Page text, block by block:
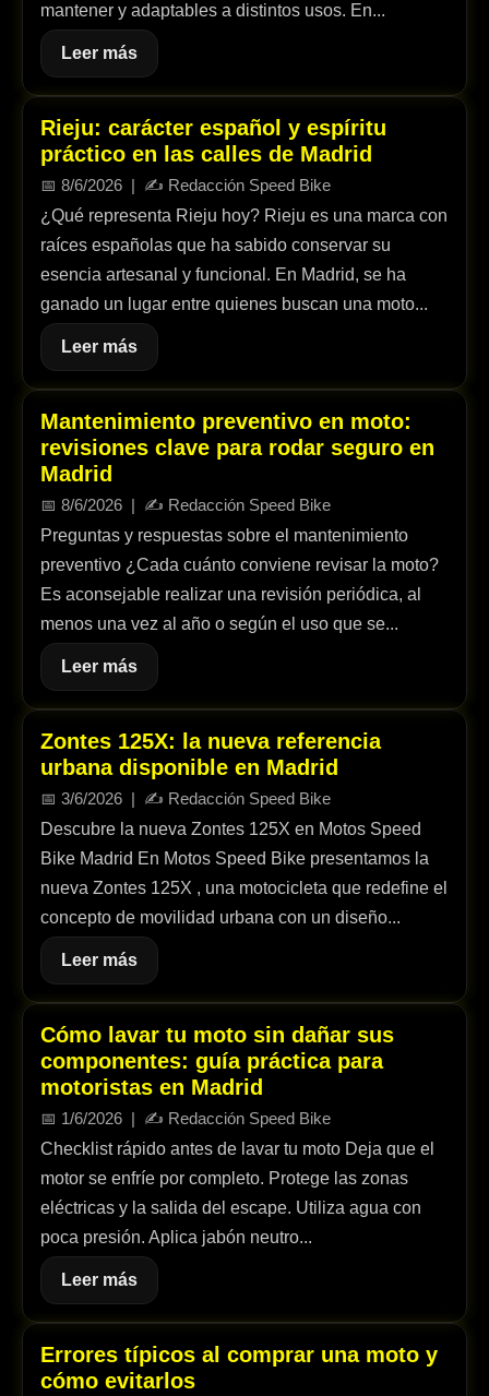
mantener y adaptables a distintos usos. En...
Leer más
Rieju: carácter español y espíritu
práctico en las calles de Madrid
📅 8/6/2026 | ✍️ Redacción Speed Bike
¿Qué representa Rieju hoy? Rieju es una marca con
raíces españolas que ha sabido conservar su
esencia artesanal y funcional. En Madrid, se ha
ganado un lugar entre quienes buscan una moto...
Leer más
Mantenimiento preventivo en moto:
revisiones clave para rodar seguro en
Madrid
📅 8/6/2026 | ✍️ Redacción Speed Bike
Preguntas y respuestas sobre el mantenimiento
preventivo ¿Cada cuánto conviene revisar la moto?
Es aconsejable realizar una revisión periódica, al
menos una vez al año o según el uso que se...
Leer más
Zontes 125X: la nueva referencia
urbana disponible en Madrid
📅 3/6/2026 | ✍️ Redacción Speed Bike
Descubre la nueva Zontes 125X en Motos Speed
Bike Madrid En Motos Speed Bike presentamos la
nueva Zontes 125X , una motocicleta que redefine el
concepto de movilidad urbana con un diseño...
Leer más
Cómo lavar tu moto sin dañar sus
componentes: guía práctica para
motoristas en Madrid
📅 1/6/2026 | ✍️ Redacción Speed Bike
Checklist rápido antes de lavar tu moto Deja que el
motor se enfríe por completo. Protege las zonas
eléctricas y la salida del escape. Utiliza agua con
poca presión. Aplica jabón neutro...
Leer más
Errores típicos al comprar una moto y
cómo evitarlos